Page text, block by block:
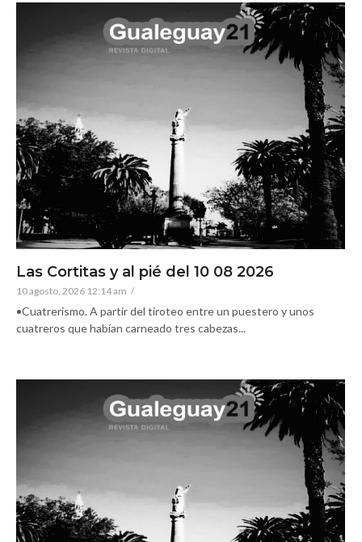
Las Cortitas y al pié del 10 08 2026
10 agosto, 2026 12:14 am /
•Cuatrerismo. A partir del tiroteo entre un puestero y unos
cuatreros que habían carneado tres cabezas...